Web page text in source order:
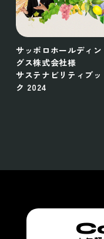
サッポロホールディン
グス株式会社様
サステナビリティブッ
ク 2024